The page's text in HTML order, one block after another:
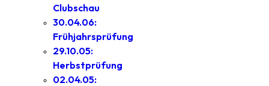
Clubschau
30.04.06:
Frühjahrsprüfung
29.10.05:
Herbstprüfung
02.04.05: